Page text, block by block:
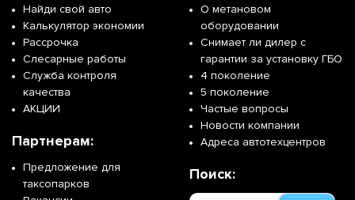
Найди свой авто
Калькулятор экономии
Рассрочка
Слесарные работы
Служба контроля
качества
АКЦИИ
Партнерам:
Предложение для
таксопарков
О метановом
оборудовании
Снимает ли дилер с
гарантии за установку ГБО
4 поколение
5 поколение
Частые вопросы
Новости компании
Адреса автотехцентров
Поиск: